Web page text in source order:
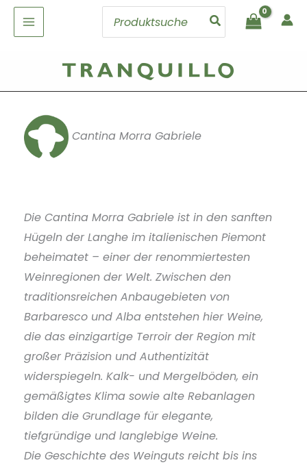
Inhalt
springen
Search
Cantina Morra Gabriele
Die Cantina Morra Gabriele ist in den sanften
Hügeln der Langhe im italienischen Piemont
beheimatet – einer der renommiertesten
Weinregionen der Welt. Zwischen den
traditionsreichen Anbaugebieten von
Barbaresco und Alba entstehen hier Weine,
die das einzigartige Terroir der Region mit
großer Präzision und Authentizität
widerspiegeln. Kalk- und Mergelböden, ein
gemäßigtes Klima sowie alte Rebanlagen
bilden die Grundlage für elegante,
tiefgründige und langlebige Weine.
Die Geschichte des Weinguts reicht bis ins